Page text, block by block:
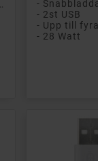
- 2st USB
- 28 Watt